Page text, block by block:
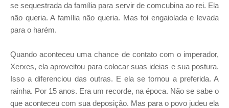
se sequestrada da família para servir de comcubina ao rei. Ela
não queria. A família não queria. Mas foi engaiolada e levada
para o harém.
Quando aconteceu uma chance de contato com o imperador,
Xerxes, ela aproveitou para colocar suas ideias e sua postura.
Isso a diferenciou das outras. E ela se tornou a preferida. A
rainha. Por 15 anos. Era um recorde, na época. Não se sabe o
que aconteceu com sua deposição. Mas para o povo judeu ela